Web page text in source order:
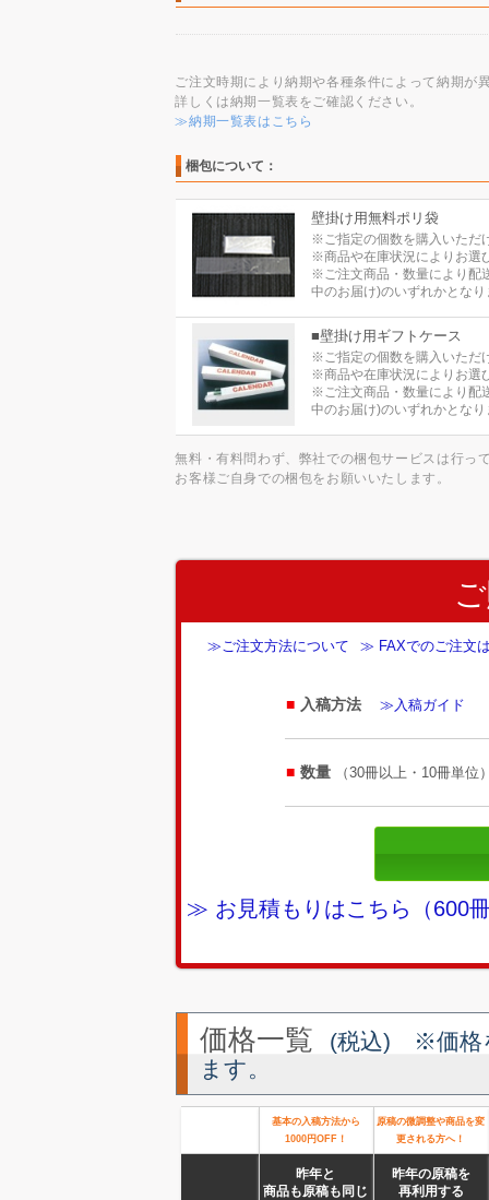
ご注文時期により納期や各種条件によって納期が
詳しくは納期一覧表をご確認ください。
≫納期一覧表はこちら
梱包について：
壁掛け用無料ポリ袋
※ご指定の個数を購入いただ
※商品や在庫状況によりお選
※ご注文商品・数量により配
中のお届け)のいずれかとなり
■壁掛け用ギフトケース
※ご指定の個数を購入いただ
※商品や在庫状況によりお選
※ご注文商品・数量により配
中のお届け)のいずれかとなり
無料・有料問わず、弊社での梱包サービスは行っ
お客様ご自身での梱包をお願いいたします。
≫ご注文方法について ≫ FAXでのご注文
入稿方法 ≫入稿ガイド
数量 （30冊以上・10冊単位
≫ お見積もりはこちら（600
価格一覧
(税込) ※価格
ます。
基本の入稿方法から
1000円OFF！
原稿の微調整や商品を変
更される方へ！
昨年と
商品も原稿も同じ
昨年の原稿を
再利用する